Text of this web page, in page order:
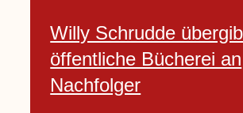
Willy Schrudde
öffentliche Bücherei an
Nachfolger